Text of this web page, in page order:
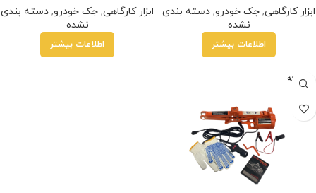
ابزار کارگاهی, جک خودرو, دسته بندی
نشده
اطلاعات بیشتر
ابزار کارگاهی, جک خودرو, دسته بندی
نشده
اطلاعات بیشتر
فروخته
شده